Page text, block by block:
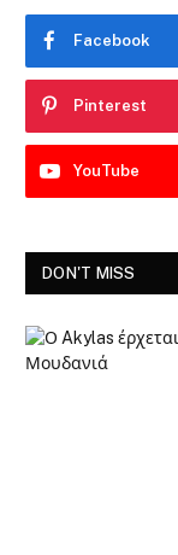
Facebook
Pinterest
YouTube
DON'T MISS